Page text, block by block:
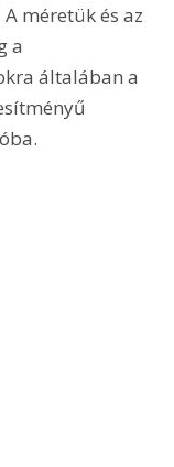
méretük és az
a
általában a